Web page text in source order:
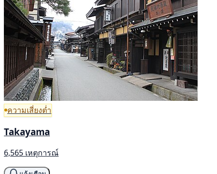
ความเสี่ยงต่ำ
Takayama
6,565 เหตุการณ์